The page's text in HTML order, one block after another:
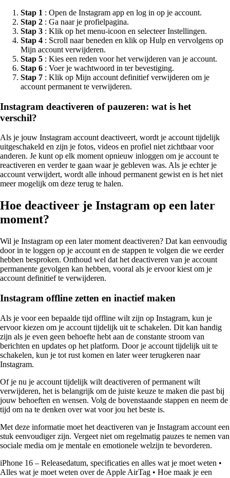
Stap 1 : Open de Instagram app en log in op je account.
Stap 2 : Ga naar je profielpagina.
Stap 3 : Klik op het menu-icoon en selecteer Instellingen.
Stap 4 : Scroll naar beneden en klik op Hulp en vervolgens op
Mijn account verwijderen.
Stap 5 : Kies een reden voor het verwijderen van je account.
Stap 6 : Voer je wachtwoord in ter bevestiging.
Stap 7 : Klik op Mijn account definitief verwijderen om je
account permanent te verwijderen.
Instagram deactiveren of pauzeren: wat is het
verschil?
Als je jouw Instagram account deactiveert, wordt je account tijdelijk
uitgeschakeld en zijn je fotos, videos en profiel niet zichtbaar voor
anderen. Je kunt op elk moment opnieuw inloggen om je account te
reactiveren en verder te gaan waar je gebleven was. Als je echter je
account verwijdert, wordt alle inhoud permanent gewist en is het niet
meer mogelijk om deze terug te halen.
Hoe deactiveer je Instagram op een later
moment?
Wil je Instagram op een later moment deactiveren? Dat kan eenvoudig
door in te loggen op je account en de stappen te volgen die we eerder
hebben besproken. Onthoud wel dat het deactiveren van je account
permanente gevolgen kan hebben, vooral als je ervoor kiest om je
account definitief te verwijderen.
Instagram offline zetten en inactief maken
Als je voor een bepaalde tijd offline wilt zijn op Instagram, kun je
ervoor kiezen om je account tijdelijk uit te schakelen. Dit kan handig
zijn als je even geen behoefte hebt aan de constante stroom van
berichten en updates op het platform. Door je account tijdelijk uit te
schakelen, kun je tot rust komen en later weer terugkeren naar
Instagram.
Of je nu je account tijdelijk wilt deactiveren of permanent wilt
verwijderen, het is belangrijk om de juiste keuze te maken die past bij
jouw behoeften en wensen. Volg de bovenstaande stappen en neem de
tijd om na te denken over wat voor jou het beste is.
Met deze informatie moet het deactiveren van je Instagram account een
stuk eenvoudiger zijn. Vergeet niet om regelmatig pauzes te nemen van
sociale media om je mentale en emotionele welzijn te bevorderen.
iPhone 16 – Releasedatum, specificaties en alles wat je moet weten •
Alles wat je moet weten over de Apple AirTag • Hoe maak je een